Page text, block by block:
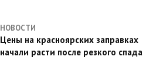
НОВОСТИ
Цены на красноярских заправках
начали расти после резкого спада